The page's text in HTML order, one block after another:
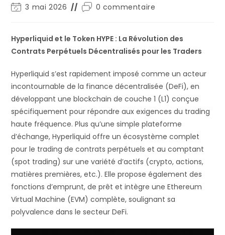
3 mai 2026 0 commentaire
Hyperliquid et le Token HYPE : La Révolution des
Contrats Perpétuels Décentralisés pour les Traders
Hyperliquid s’est rapidement imposé comme un acteur
incontournable de la finance décentralisée (DeFi), en
développant une blockchain de couche 1 (L1) conçue
spécifiquement pour répondre aux exigences du trading
haute fréquence. Plus qu’une simple plateforme
d’échange, Hyperliquid offre un écosystème complet
pour le trading de contrats perpétuels et au comptant
(spot trading) sur une variété d’actifs (crypto, actions,
matières premières, etc.). Elle propose également des
fonctions d’emprunt, de prêt et intègre une Ethereum
Virtual Machine (EVM) complète, soulignant sa
polyvalence dans le secteur DeFi.